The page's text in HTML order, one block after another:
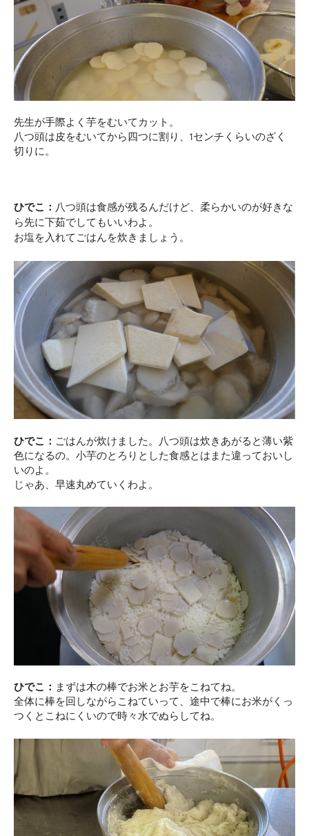
先生が手際よく芋をむいてカット。
八つ頭は皮をむいてから四つに割り、1センチくらいのざく
切りに。
ひでこ： 八つ頭は食感が残るんだけど、柔らかいのが好きな
ら先に下茹でしてもいいわよ。
お塩を入れてごはんを炊きましょう。
ひでこ： ごはんが炊けました。八つ頭は炊きあがると薄い紫
色になるの。小芋のとろりとした食感とはまた違っておいし
いのよ。
じゃあ、早速丸めていくわよ。
ひでこ： まずは木の棒でお米とお芋をこねてね。
全体に棒を回しながらこねていって、途中で棒にお米がくっ
つくとこねにくいので時々水でぬらしてね。